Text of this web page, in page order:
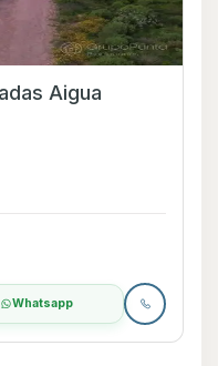
financiadas Aigua
Whatsapp